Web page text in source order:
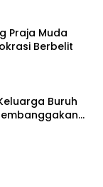
Praja Muda
Berbelit
Buruh